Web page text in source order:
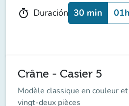
timer Duración 30 min
Crâne - Casier 5
Modèle classique en couleur
vingt-deux pièces